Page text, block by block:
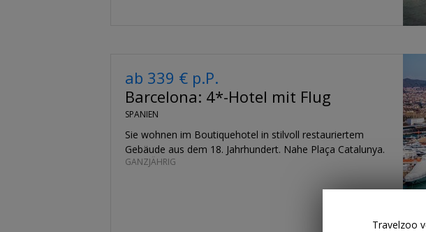
ab 339 € p.P.
Barcelona: 4*-Hotel mit Flug
SPANIEN
Sie wohnen im Boutiquehotel in stilvoll restauriertem
Gebäude aus dem 18. Jahrhundert. Nahe Plaça Catalunya.
GANZJÄHRIG
Travelzoo